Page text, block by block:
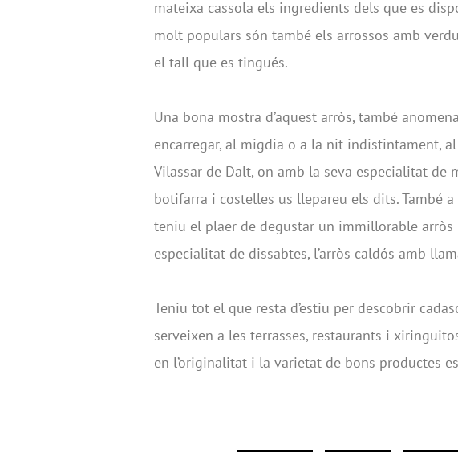
mateixa cassola els ingredients dels que es
molt populars són també els arrossos amb
el tall que es tingués.
Una bona mostra d’aquest arròs, també
encarregar, al migdia o a la nit indistintament, al
Vilassar de Dalt, on amb la seva especialitat de
botifarra i costelles us llepareu els dits. També a
teniu el plaer de degustar un immillorable
especialitat de dissabtes, l’arròs caldós amb
Teniu tot el que resta d’estiu per descobrir
serveixen a les terrasses, restaurants i
en l’originalitat i la varietat de bons productes